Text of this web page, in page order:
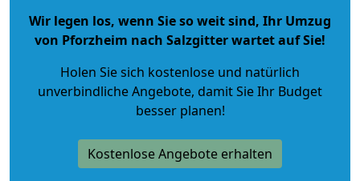
Wir legen los, wenn Sie so weit sind, Ihr Umzug
von Pforzheim nach Salzgitter wartet auf Sie!
Holen Sie sich kostenlose und natürlich
unverbindliche Angebote, damit Sie Ihr Budget
besser planen!
Kostenlose Angebote erhalten